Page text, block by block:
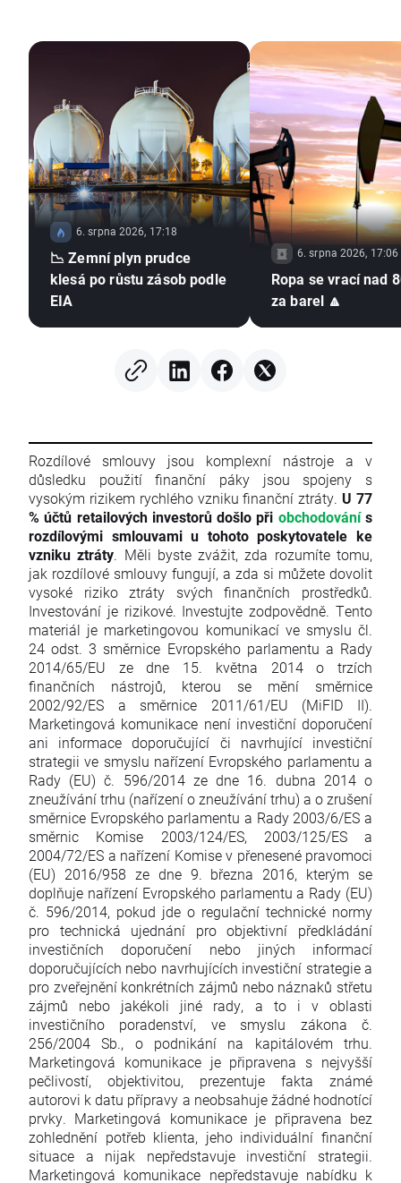
6. srpna 2026, 17:18
📉 Zemní plyn prudce
klesá po růstu zásob podle
EIA
6. srpna 2026, 17:06
Ropa se vrací nad
za barel 🔼
Rozdílové smlouvy jsou komplexní nástroje a v
důsledku použití finanční páky jsou spojeny s
vysokým rizikem rychlého vzniku finanční ztráty. U 77
% účtů retailových investorů došlo při obchodovánís
rozdílovými smlouvami u tohoto poskytovatele ke
vzniku ztráty. Měli byste zvážit, zda rozumíte tomu,
jak rozdílové smlouvy fungují, a zda si můžete dovolit
vysoké riziko ztráty svých finančních prostředků.
Investování je rizikové. Investujte zodpovědně. Tento
materiál je marketingovou komunikací ve smyslu čl.
24 odst. 3 směrnice Evropského parlamentu a Rady
2014/65/EU ze dne 15. května 2014 o trzích
finančních nástrojů, kterou se mění směrnice
2002/92/ES a směrnice 2011/61/EU (MiFID II).
Marketingová komunikace není investiční doporučení
ani informace doporučující či navrhující investiční
strategii ve smyslu nařízení Evropského parlamentu a
Rady (EU) č. 596/2014 ze dne 16. dubna 2014 o
zneužívání trhu (nařízení o zneužívání trhu) a o zrušení
směrnice Evropského parlamentu a Rady 2003/6/ES a
směrnic Komise 2003/124/ES, 2003/125/ES a
2004/72/ES a nařízení Komise v přenesené pravomoci
(EU) 2016/958 ze dne 9. března 2016, kterým se
doplňuje nařízení Evropského parlamentu a Rady (EU)
č. 596/2014, pokud jde o regulační technické normy
pro technická ujednání pro objektivní předkládání
investičních doporučení nebo jiných informací
doporučujících nebo navrhujících investiční strategie a
pro zveřejnění konkrétních zájmů nebo náznaků střetu
zájmů nebo jakékoli jiné rady, a to i v oblasti
investičního poradenství, ve smyslu zákona č.
256/2004 Sb., o podnikání na kapitálovém trhu.
Marketingová komunikace je připravena s nejvyšší
pečlivostí, objektivitou, prezentuje fakta známé
autorovi k datu přípravy a neobsahuje žádné hodnotící
prvky. Marketingová komunikace je připravena bez
zohlednění potřeb klienta, jeho individuální finanční
situace a nijak nepředstavuje investiční strategii.
Marketingová komunikace nepředstavuje nabídku k